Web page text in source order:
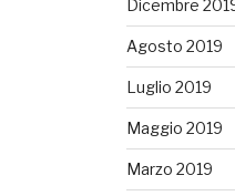
Dicembre
Agosto 2019
Luglio 2019
Maggio 2019
Marzo 2019